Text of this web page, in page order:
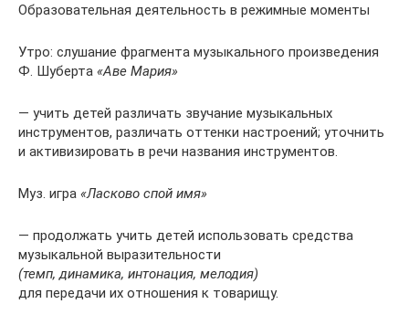
Образовательная деятельность в режимные моменты
Утро: слушание фрагмента музыкального произведения
Ф. Шуберта «Аве Мария»
— учить детей различать звучание музыкальных
инструментов, различать оттенки настроений; уточнить
и активизировать в речи названия инструментов.
Муз. игра «Ласково спой имя»
— продолжать учить детей использовать средства
музыкальной выразительности
(темп, динамика, интонация, мелодия)
для передачи их отношения к товарищу.